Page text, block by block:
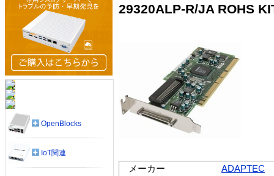
29320ALP-R/JA ROHS
メーカー
ADAPTEC
OpenBlocks
IoT関連